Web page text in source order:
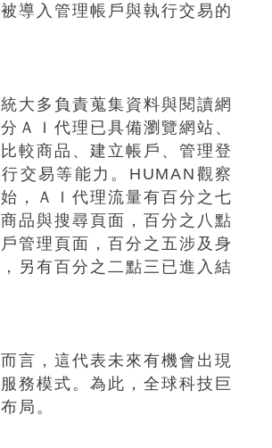
被導入管理帳戶與執行交易的
大多負責蒐集資料與閱讀網
ＡＩ代理已具備瀏覽網站、
較商品、建立帳戶、管理登
交易等能力。HUMAN觀察
，ＡＩ代理流量有百分之七
品與搜尋頁面，百分之八點
管理頁面，百分之五涉及身
另有百分之二點三已進入結
言，這代表未來有機會出現
務模式。為此，全球科技巨
局。